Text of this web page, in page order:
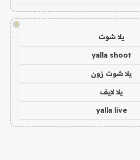
!
يلا شوت
yalla shoot
يلا شوت زون
يلا لايف
yalla live